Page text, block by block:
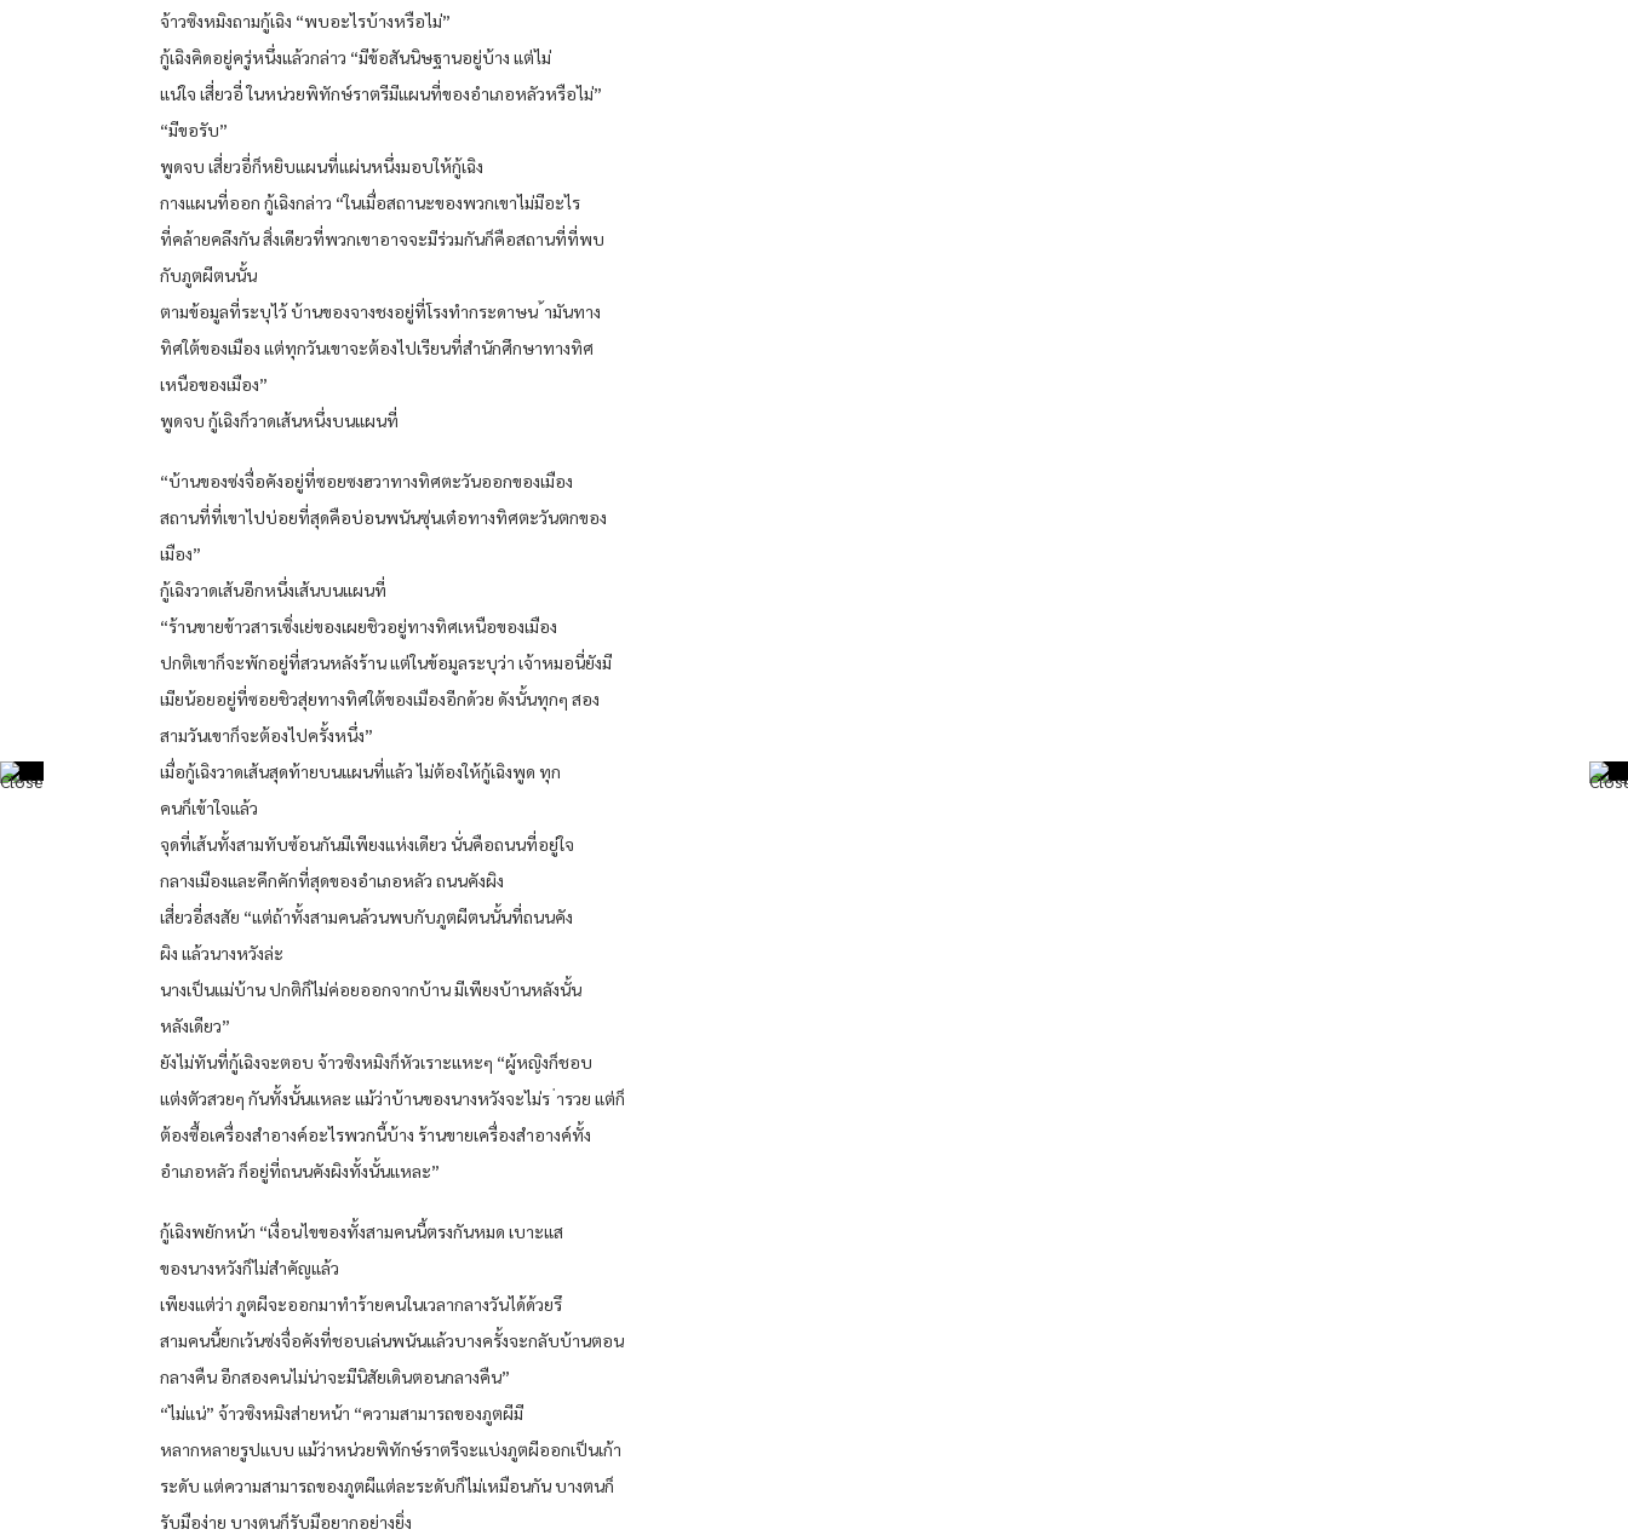
จ้าวซิงหมิงถามกู้เฉิง “พบอะไรบ้างหรือไม่”
กู้เฉิงคิดอยู่ครู่หนึ่งแล้วกล่าว “มีข้อสันนิษฐานอยู่บ้าง แต่ไม่
แน่ใจ เสี่ยวอี่ ในหน่วยพิทักษ์ราตรีมีแผนที่ของอำเภอหลัวหรือไม่”
“มีขอรับ”
พูดจบ เสี่ยวอี่ก็หยิบแผนที่แผ่นหนึ่งมอบให้กู้เฉิง
กางแผนที่ออก กู้เฉิงกล่าว “ในเมื่อสถานะของพวกเขาไม่มีอะไร
ที่คล้ายคลึงกัน สิ่งเดียวที่พวกเขาอาจจะมีร่วมกันก็คือสถานที่ที่พบ
กับภูตผีตนนั้น
ตามข้อมูลที่ระบุไว้ บ้านของจางชงอยู่ที่โรงทำกระดาษน ้ามันทาง
ทิศใต้ของเมือง แต่ทุกวันเขาจะต้องไปเรียนที่สำนักศึกษาทางทิศ
เหนือของเมือง”
พูดจบ กู้เฉิงก็วาดเส้นหนึ่งบนแผนที่
“บ้านของซ่งจื่อคังอยู่ที่ซอยซงฮวาทางทิศตะวันออกของเมือง
สถานที่ที่เขาไปบ่อยที่สุดคือบ่อนพนันซุ่นเต๋อทางทิศตะวันตกของ
เมือง”
กู้เฉิงวาดเส้นอีกหนึ่งเส้นบนแผนที่
“ร้านขายข้าวสารเซิ่งเย่ของเผยชิวอยู่ทางทิศเหนือของเมือง
ปกติเขาก็จะพักอยู่ที่สวนหลังร้าน แต่ในข้อมูลระบุว่า เจ้าหมอนี่ยังมี
เมียน้อยอยู่ที่ซอยชิวสุ่ยทางทิศใต้ของเมืองอีกด้วย ดังนั้นทุกๆ สอง
สามวันเขาก็จะต้องไปครั้งหนึ่ง”
เมื่อกู้เฉิงวาดเส้นสุดท้ายบนแผนที่แล้ว ไม่ต้องให้กู้เฉิงพูด ทุก
คนก็เข้าใจแล้ว
จุดที่เส้นทั้งสามทับซ้อนกันมีเพียงแห่งเดียว นั่นคือถนนที่อยู่ใจ
กลางเมืองและคึกคักที่สุดของอำเภอหลัว ถนนคังผิง
เสี่ยวอี่สงสัย “แต่ถ้าทั้งสามคนล้วนพบกับภูตผีตนนั้นที่ถนนคัง
ผิง แล้วนางหวังล่ะ
นางเป็นแม่บ้าน ปกติก็ไม่ค่อยออกจากบ้าน มีเพียงบ้านหลังนั้น
หลังเดียว”
ยังไม่ทันที่กู้เฉิงจะตอบ จ้าวซิงหมิงก็หัวเราะแหะๆ “ผู้หญิงก็ชอบ
แต่งตัวสวยๆ กันทั้งนั้นแหละ แม้ว่าบ้านของนางหวังจะไม่ร ่ารวย แต่ก็
ต้องซื้อเครื่องสำอางค์อะไรพวกนี้บ้าง ร้านขายเครื่องสำอางค์ทั้ง
อำเภอหลัว ก็อยู่ที่ถนนคังผิงทั้งนั้นแหละ”
กู้เฉิงพยักหน้า “เงื่อนไขของทั้งสามคนนี้ตรงกันหมด เบาะแส
ของนางหวังก็ไม่สำคัญแล้ว
เพียงแต่ว่า ภูตผีจะออกมาทำร้ายคนในเวลากลางวันได้ด้วยรึ
สามคนนี้ยกเว้นซ่งจื่อคังที่ชอบเล่นพนันแล้วบางครั้งจะกลับบ้านตอน
กลางคืน อีกสองคนไม่น่าจะมีนิสัยเดินตอนกลางคืน”
“ไม่แน่” จ้าวซิงหมิงส่ายหน้า “ความสามารถของภูตผีมี
หลากหลายรูปแบบ แม้ว่าหน่วยพิทักษ์ราตรีจะแบ่งภูตผีออกเป็นเก้า
ระดับ แต่ความสามารถของภูตผีแต่ละระดับก็ไม่เหมือนกัน บางตนก็
รับมือง่าย บางตนก็รับมือยากอย่างยิ่ง